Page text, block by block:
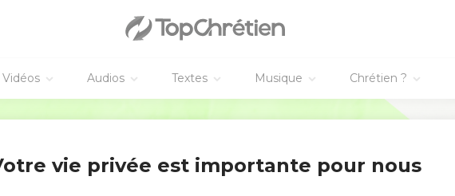
Vidéos Audios Textes Musique Chrétien ?
DE L’ANNÉE !
vie privée est importante pour nous